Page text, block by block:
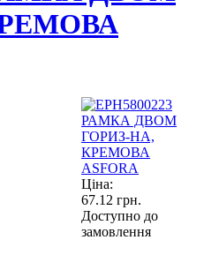
Ціна:
67.12 грн.
Доступно до
замовлення